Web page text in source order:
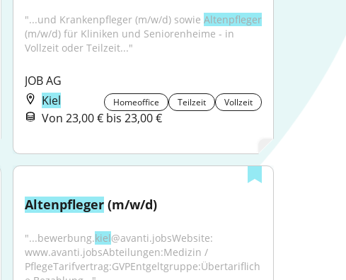
"...und Krankenpfleger (m/w/d) sowie Altenpfleger
(m/w/d) für Kliniken und Seniorenheime - in
Vollzeit oder Teilzeit..."
JOB AG
Kiel
Homeoffice Teilzeit Vollzeit
Von 23,00 € bis 23,00 €
Altenpfleger (m/w/d)
"...bewerbung.kiel@avanti.jobsWebsite:
www.avanti.jobsAbteilungen:Medizin /
PflegeTarifvertrag:GVPEntgeltgruppe:Übertariflich